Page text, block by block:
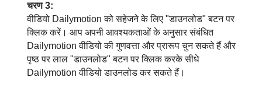
चरण 3:
वीडियो Dailymotion को सहेजने के लिए "डाउनलोड" बटन पर
क्लिक करें। आप अपनी आवश्यकताओं के अनुसार संबंधित
Dailymotion वीडियो की गुणवत्ता और प्रारूप चुन सकते हैं और
पृष्ठ पर लाल "डाउनलोड" बटन पर क्लिक करके सीधे
Dailymotion वीडियो डाउनलोड कर सकते हैं।